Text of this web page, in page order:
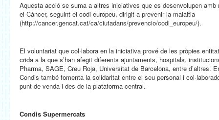
Aquesta acció se suma a altres iniciatives que es desenvolupen amb
el Càncer, seguint el codi europeu, dirigit a prevenir la malaltia
(http://cancer.gencat.cat/ca/ciutadans/prevencio/codi_europeu/).
El voluntariat que col·labora en la iniciativa prové de les pròpies
crida a la que s’han afegit diferents ajuntaments, hospitals,
Pharma, SAGE, Creu Roja, Universitat de Barcelona, entre d’altres.
Condis també fomenta la solidaritat entre el seu personal i
punt de venda i des de la plataforma central.
Condis Supermercats